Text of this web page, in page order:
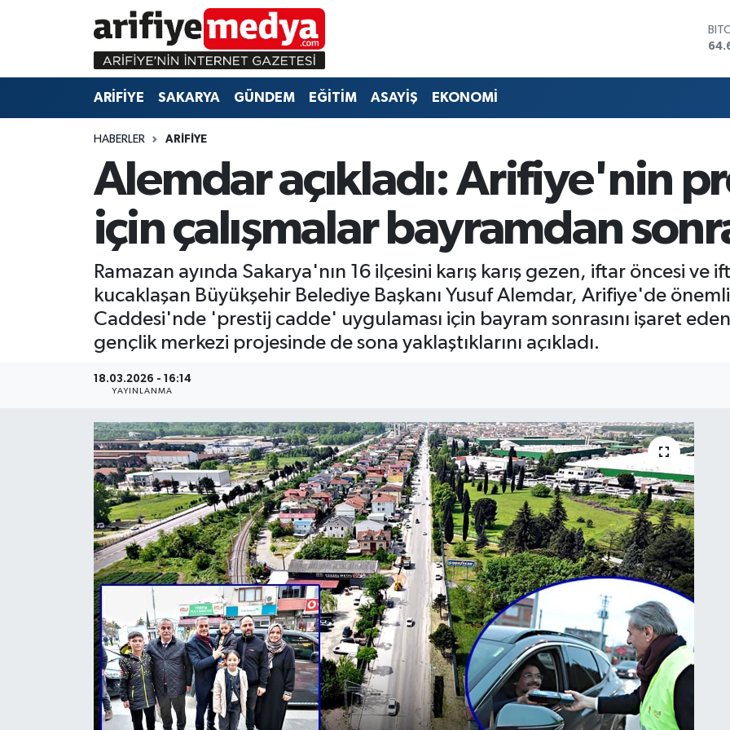
ARİFİYE SAKARYA GÜNDEM EĞİTİM ASAYİŞ EKONOMİ
HABERLER ARİFİYE
Alemdar açıkladı: Arifiye'nin
için çalışmalar bayramdan
Ramazan ayında Sakarya'nın 16 ilçesini karış karış gezen, iftar öncesi ve
kucaklaşan Büyükşehir Belediye Başkanı Yusuf Alemdar, Arifiye'de
Caddesi'nde 'prestij cadde' uygulaması için bayram sonrasını işaret
gençlik merkezi projesinde de sona yaklaştıklarını açıkladı.
18.03.2026 - 16:14
YAYINLANMA
SAKARYA
GÜNDEM
EKONOMİ
GÜNDEM
EĞİTİM
EKONOMİ
Sakarya Hava Durumu
Sakarya Namaz Vakitleri
Sakarya Trafik Yoğunluk Haritası
Süper Lig Puan Durumu ve Fikstür
Tüm Manşetler
Son Dakika Haberleri
Haber Arşivi